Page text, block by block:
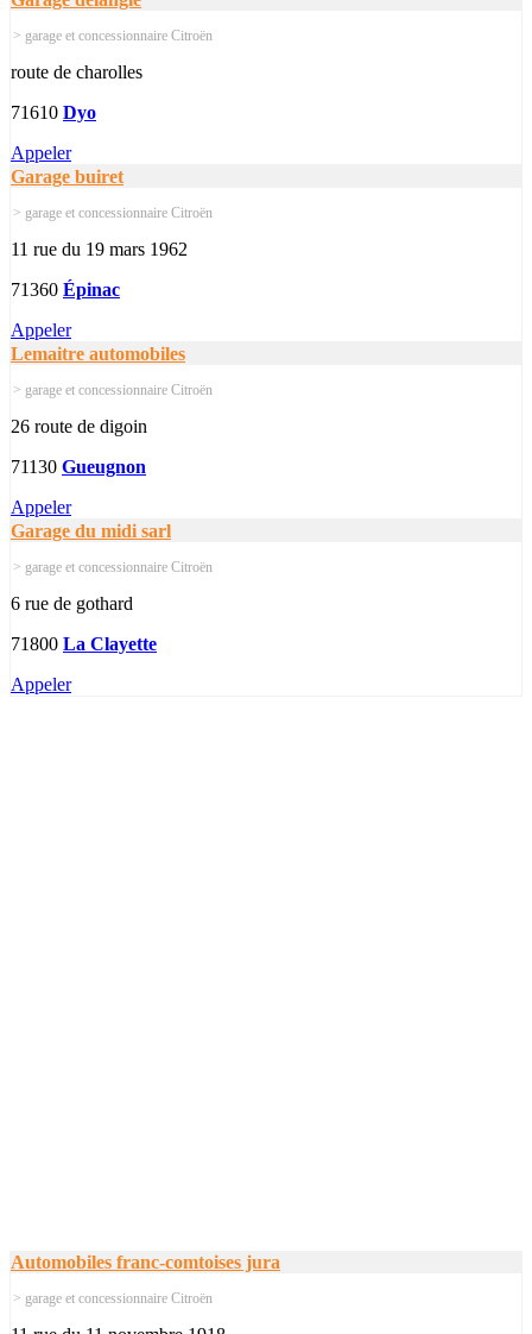
> garage et concessionnaire Citroën
route de charolles
71610 Dyo
Appeler
Garage buiret
> garage et concessionnaire Citroën
11 rue du 19 mars 1962
71360 Épinac
Appeler
Lemaitre automobiles
> garage et concessionnaire Citroën
26 route de digoin
71130 Gueugnon
Appeler
Garage du midi sarl
> garage et concessionnaire Citroën
6 rue de gothard
71800 La Clayette
Appeler
Automobiles franc-comtoises jura
> garage et concessionnaire Citroën